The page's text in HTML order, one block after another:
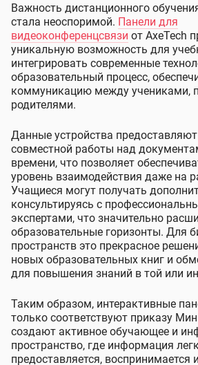
Важность дистанционного
стала неоспоримой. Панели для
видеоконференцсвязи от AxeTech
уникальную возможность для
интегрировать современные
образовательный процесс,
коммуникацию между учениками,
родителями.
Данные устройства
совместной работы над
времени, что позволяет
уровень взаимодействия даже на
Учащиеся могут получать
консультируясь с
экспертами, что значительно
образовательные горизонты. Для
пространств это прекрасное
новых образовательных книг и
для повышения знаний в той или
Таким образом, интерактивные
только соответствуют приказу
создают активное обучающее и
пространство, где информация
предоставляется, воспринимается